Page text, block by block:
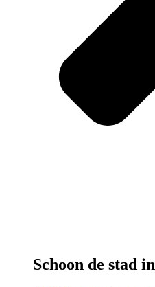
Schoon de stad in